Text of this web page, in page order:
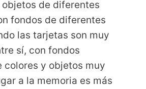
de diferentes
fondos de diferentes
las tarjetas son muy
sí, con fondos
colores y objetos muy
a la memoria es más